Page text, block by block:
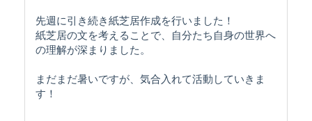
先週に引き続き紙芝居作成を行いました！
紙芝居の文を考えることで、自分たち自身の世界へ
の理解が深まりました。
まだまだ暑いですが、気合入れて活動していきま
す！